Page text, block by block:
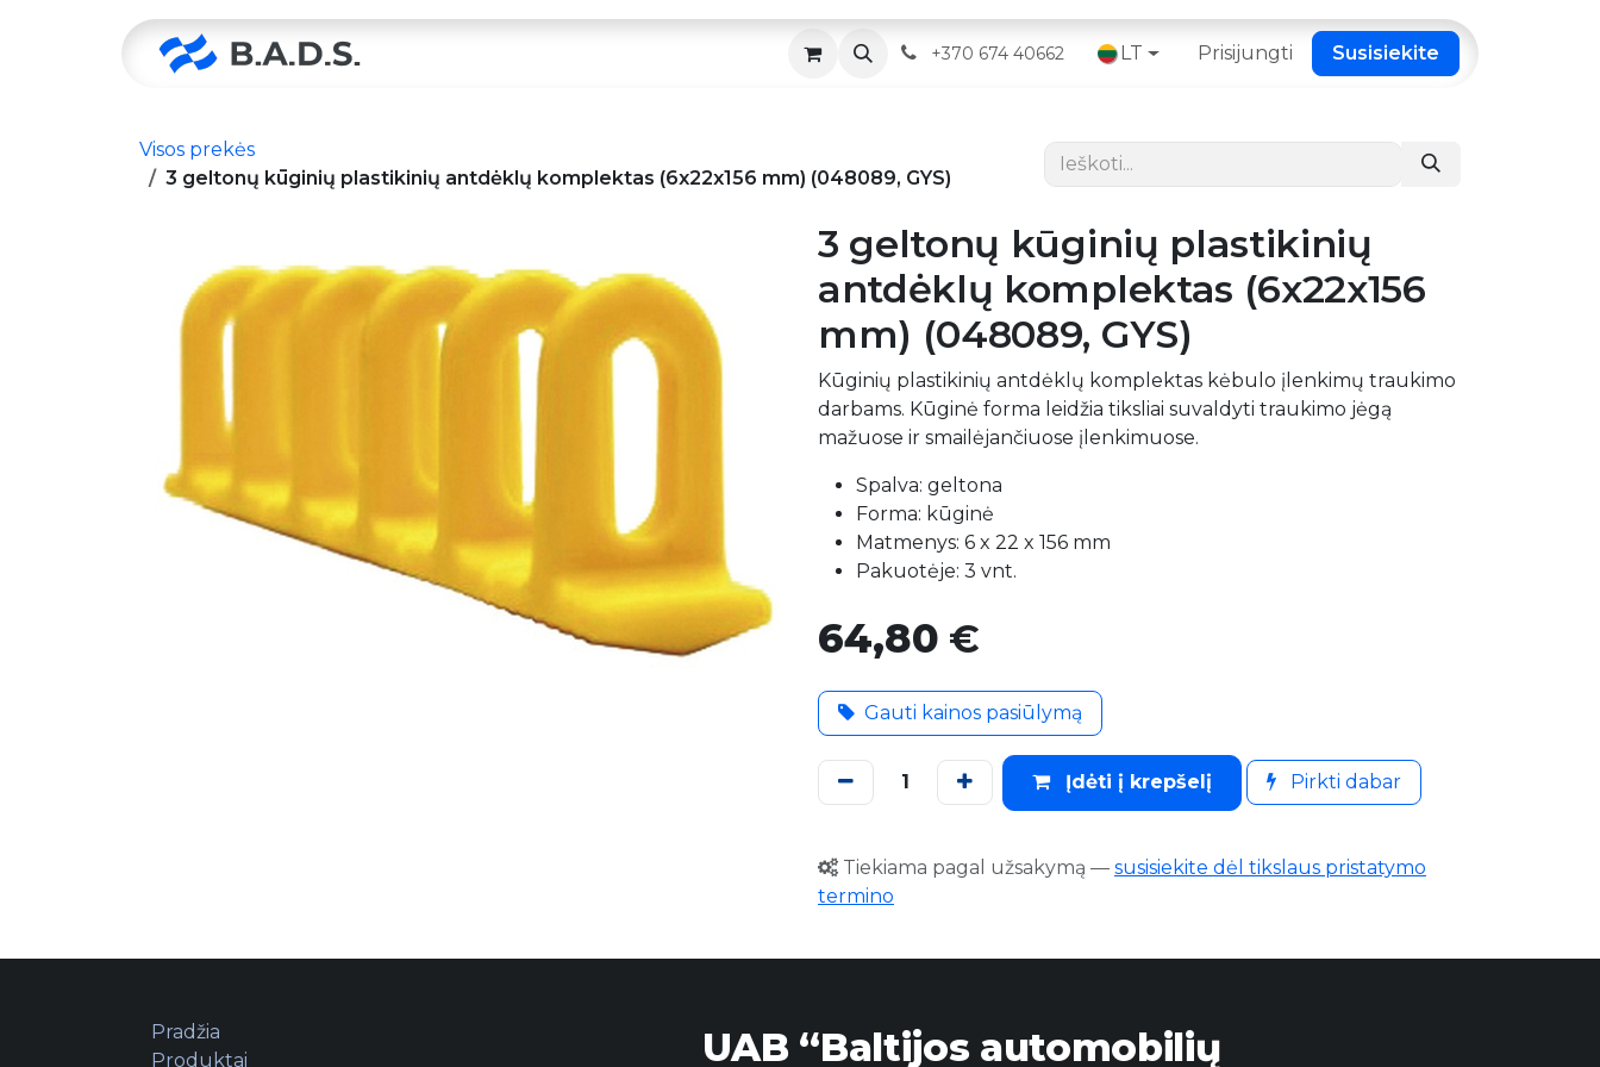
Servisas Kontaktai
+370 674 40662 LT Prisijungti Susisiekite
Visos prekės
3 geltonų kūginių plastikinių antdėklų komplektas (6x22x156 mm) (048089, GYS)
3 geltonų kūginių plastikinių
antdėklų komplektas (6x22x156
mm) (048089, GYS)
Kūginių plastikinių antdėklų komplektas kėbulo įlenkimų traukimo
darbams. Kūginė forma leidžia tiksliai suvaldyti traukimo jėgą
mažuose ir smailėjančiuose įlenkimuose.
Spalva: geltona
Forma: kūginė
Matmenys: 6 x 22 x 156 mm
Pakuotėje: 3 vnt.
64,80 €
Gauti kainos pasiūlymą
Įdėti į krepšelį Pirkti dabar
Tiekiama pagal užsakymą — susisiekite dėl tikslaus pristatymo
termino
UAB “Baltijos automobilių
Pradžia
Produktai